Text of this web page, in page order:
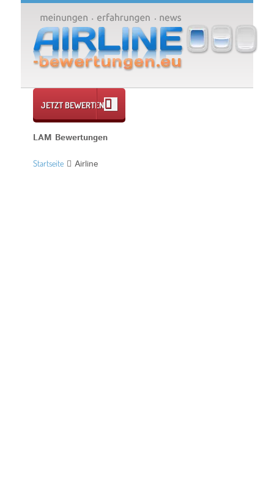
JETZT BEWERTEN
LAM Bewertungen
Startseite Airline